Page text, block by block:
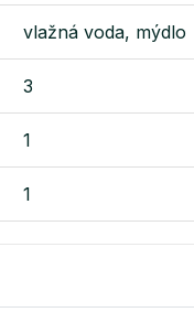
vlažná voda, mýdlo
3
1
1